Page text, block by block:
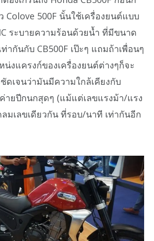
Colove 500F นั้นใช้เครื่องยนต์แบบ
ระบายความร้อนด้วยน้ำ ที่มีขนาด
ากันกับ CB500F เป๊ะๆ แถมถ้าเพื่อนๆ
น่งแครงก์ของเครื่องยนต์ต่างๆก็จะ
ดเจนว่ามันมีความใกล้เคียงกับ
ายปีกนกสุดๆ (แม้แต่เลขแรงม้า/แรง
มเลขเดียวกัน ที่รอบ/นาที เท่ากันอีก